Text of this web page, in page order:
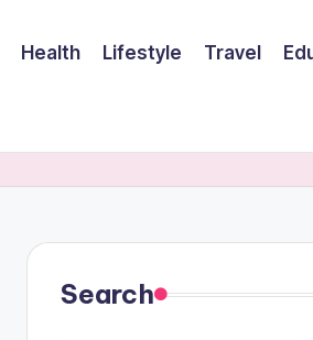
Health Lifestyle Travel
Search